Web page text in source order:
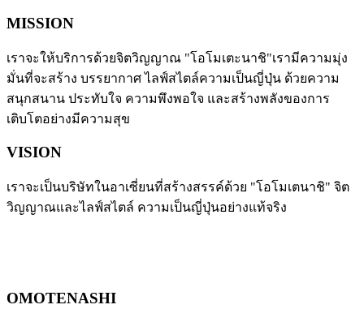
MISSION
เราจะให้บริการด้วยจิตวิญญาณ "โอโมเตะนาชิ"เรามีความมุ่ง
มั่นที่จะสร้าง บรรยากาศ ไลฟ์สไตล์ความเป็นญี่ปุ่น ด้วยความ
สนุกสนาน ประทับใจ ความพึงพอใจ และสร้างพลังของการ
เติบโตอย่างมีความสุข
VISION
เราจะเป็นบริษัทในอาเซี่ยนที่สร้างสรรค์ด้วย "โอโมเตนาชิ" จิต
วิญญาณและไลฟ์สไตล์ ความเป็นญี่ปุ่นอย่างแท้จริง
OMOTENASHI